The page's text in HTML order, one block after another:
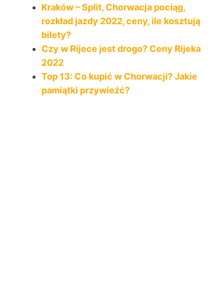
Kraków – Split, Chorwacja pociąg,
rozkład jazdy 2022, ceny, ile kosztują
bilety?
Czy w Rijece jest drogo? Ceny Rijeka
2022
Top 13: Co kupić w Chorwacji? Jakie
pamiątki przywieźć?